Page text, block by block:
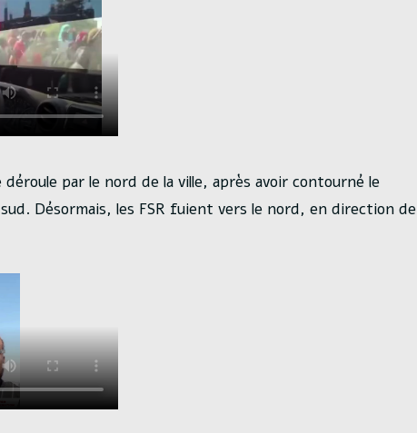
déroule par le nord de la ville, après avoir contourné le
Désormais, les FSR fuient vers le nord, en direction de